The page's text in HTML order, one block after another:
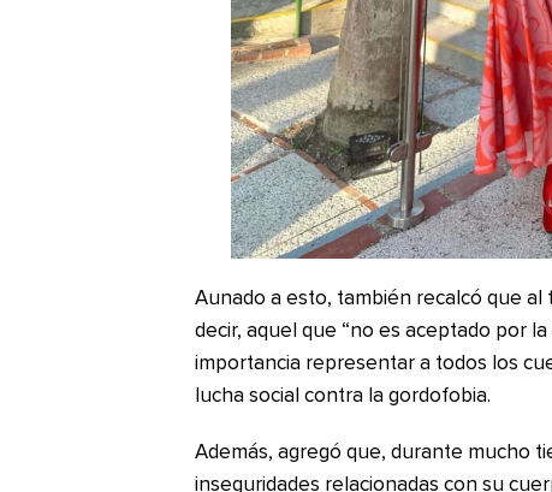
Aunado a esto, también recalcó que
decir, aquel que “no es aceptado por
importancia representar a todos los
lucha social contra la gordofobia.
Además, agregó que, durante mucho
inseguridades relacionadas con su